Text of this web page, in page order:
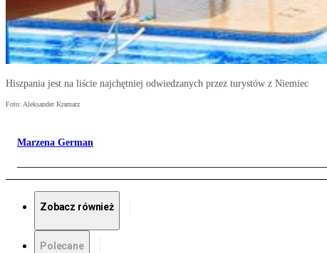
Hiszpania jest na liście najchętniej odwiedzanych przez turystów z Niemiec
Foto: Aleksander Kramarz
Marzena German
Zobacz również
Polecane